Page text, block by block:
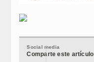
Social media
Comparte este artículo